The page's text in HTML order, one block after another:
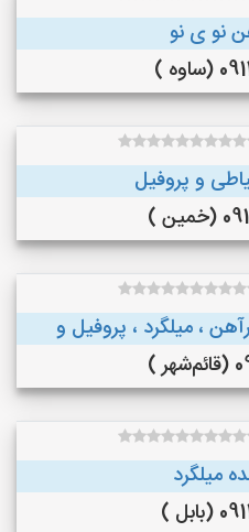
نو ی نو
)
و پروفیل
)
، میلگرد ، پروفیل و
)
میلگرد
)